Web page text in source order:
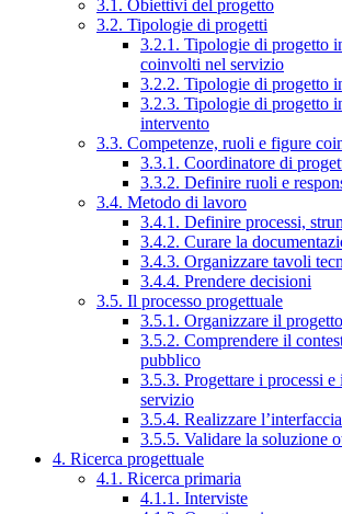
3.1. Obiettivi del progetto
3.2. Tipologie di progetti
3.2.1. Tipologie di progetto
coinvolti nel servizio
3.2.2. Tipologie di progetto
3.2.3. Tipologie di progetto
intervento
3.3. Competenze, ruoli e figure
3.3.1. Coordinatore di
3.3.2. Definire ruoli e
3.4. Metodo di lavoro
3.4.1. Definire processi,
3.4.2. Curare la
3.4.3. Organizzare tavoli
3.4.4. Prendere decisioni
3.5. Il processo progettuale
3.5.1. Organizzare il
3.5.2. Comprendere il
pubblico
3.5.3. Progettare i processi e i
servizio
3.5.4. Realizzare
3.5.5. Validare la soluzione
4. Ricerca progettuale
4.1. Ricerca primaria
4.1.1. Interviste